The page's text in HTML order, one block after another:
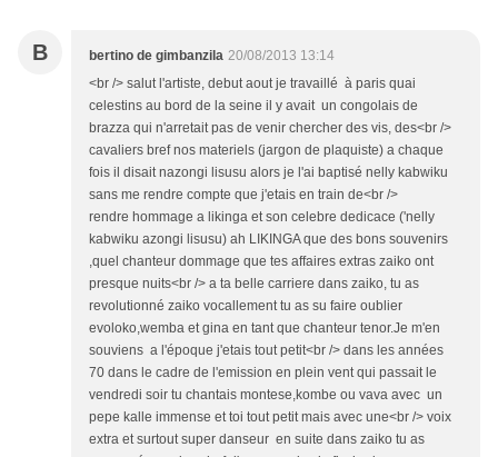
B bertino de gimbanzila 20/08/2013 13:14
<br /> salut l'artiste, debut aout je travaillé à paris quai
celestins au bord de la seine il y avait un congolais de
brazza qui n'arretait pas de venir chercher des vis, des<br />
cavaliers bref nos materiels (jargon de plaquiste) a chaque
fois il disait nazongi lisusu alors je l'ai baptisé nelly kabwiku
sans me rendre compte que j'etais en train de<br />
rendre hommage a likinga et son celebre dedicace ('nelly
kabwiku azongi lisusu) ah LIKINGA que des bons souvenirs
,quel chanteur dommage que tes affaires extras zaiko ont
presque nuits<br /> a ta belle carriere dans zaiko, tu as
revolutionné zaiko vocallement tu as su faire oublier
evoloko,wemba et gina en tant que chanteur tenor.Je m'en
souviens a l'époque j'etais tout petit<br /> dans les années
70 dans le cadre de l'emission en plein vent qui passait le
vendredi soir tu chantais montese,kombe ou vava avec un
pepe kalle immense et toi tout petit mais avec une<br /> voix
extra et surtout super danseur en suite dans zaiko tu as